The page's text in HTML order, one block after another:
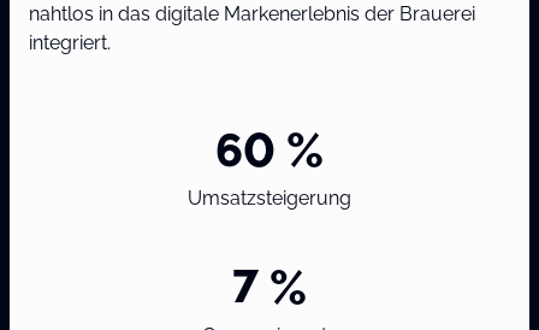
nahtlos in das digitale Markenerlebnis der Brauerei
integriert.
60 %
Umsatzsteigerung
7 %